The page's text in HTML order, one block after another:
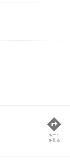
ルート
を見る